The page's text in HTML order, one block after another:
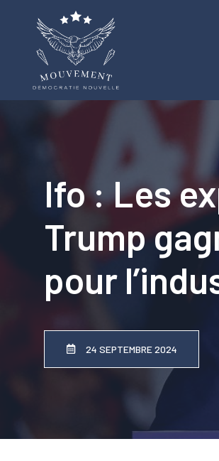
Ifo : Les
Trump
pour
24 SEPTEMBRE 2024